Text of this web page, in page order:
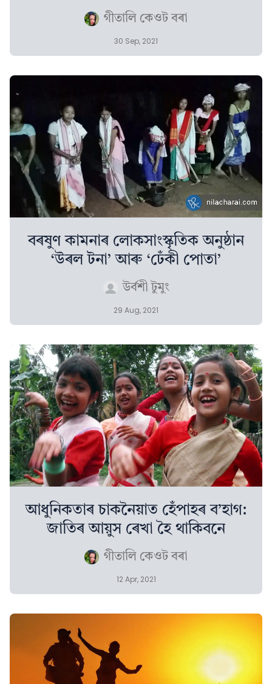
গীতালি কেওট বৰা
30 Sep, 2021
বৰষুণ কামনাৰ লোকসাংস্কৃতিক অনুষ্ঠান
‘উৰল টনা’ আৰু ‘ঢেঁকী পোতা’
উৰ্বশী টুমুং
29 Aug, 2021
আধুনিকতাৰ চাকনৈয়াত হেঁপাহৰ ব’হাগ:
জাতিৰ আয়ুস ৰেখা হৈ থাকিবনে
গীতালি কেওট বৰা
12 Apr, 2021